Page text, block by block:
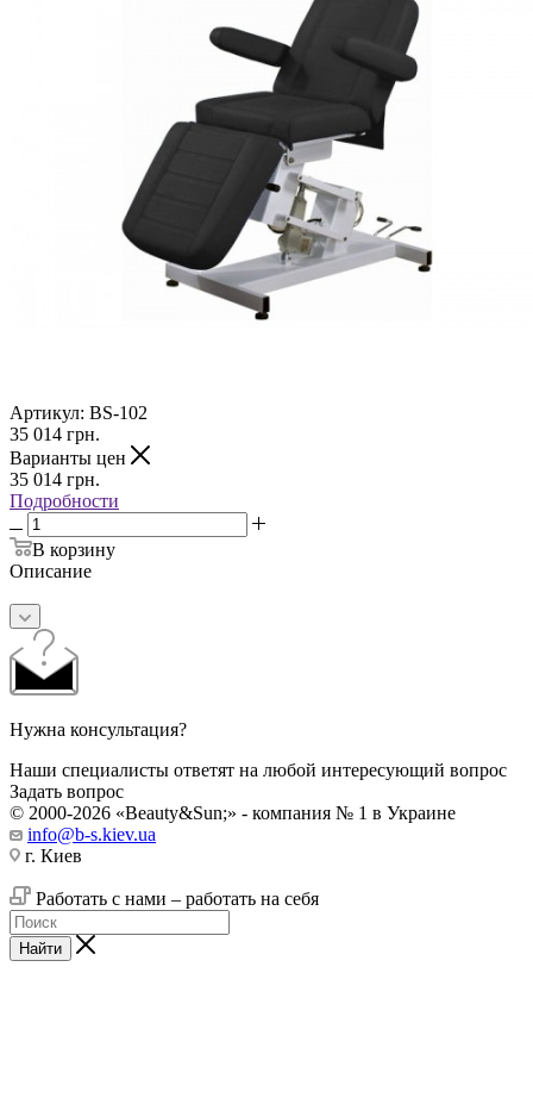
Артикул: BS-102
35 014 грн.
Варианты цен
35 014 грн.
Подробности
В корзину
Описание
Нужна консультация?
Наши специалисты ответят на любой интересующий вопрос
Задать вопрос
© 2000-2026 «Beauty&Sun;» - компания № 1 в Украине
info@b-s.kiev.ua
г. Киев
Работать с нами – работать на себя
Найти